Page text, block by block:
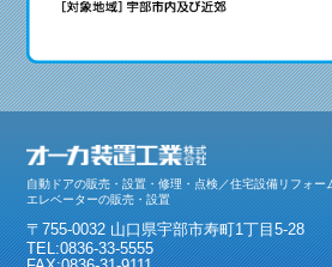
自動ドアの販売・設置・修理・点検／住宅設備リフォー
エレベーターの販売・設置
〒755-0032 山口県宇部市寿町1丁目5-28
TEL:0836-33-5555